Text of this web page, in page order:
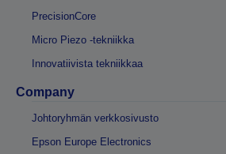
PrecisionCore
Micro Piezo -tekniikka
Innovatiivista tekniikkaa
Company
Johtoryhmän verkkosivusto
Epson Europe Electronics